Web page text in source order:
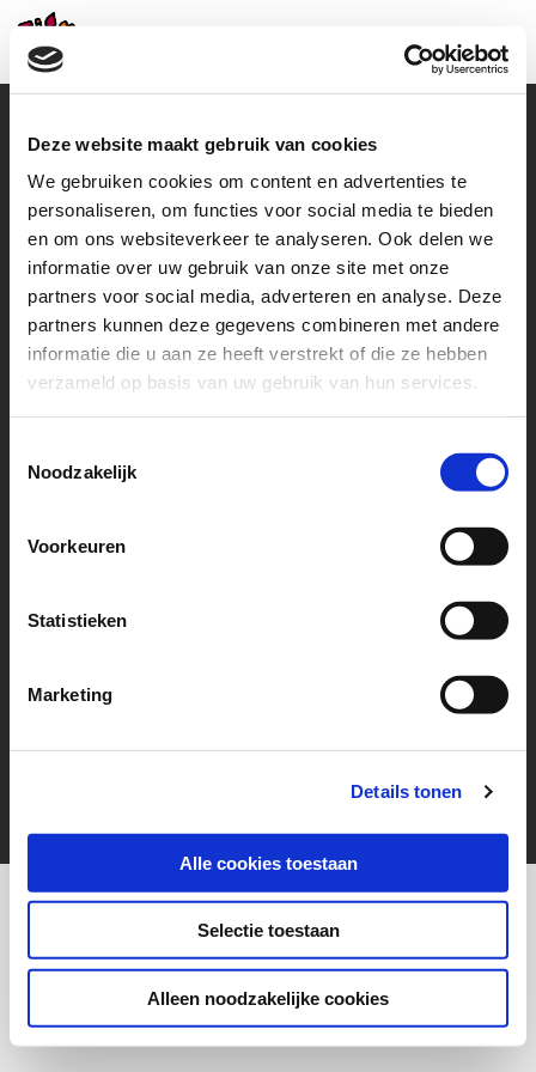
Deze website maakt gebruik van cookies
We gebruiken cookies om content en advertenties te
personaliseren, om functies voor social media te bieden
en om ons websiteverkeer te analyseren. Ook delen we
informatie over uw gebruik van onze site met onze
partners voor social media, adverteren en analyse. Deze
partners kunnen deze gegevens combineren met andere
informatie die u aan ze heeft verstrekt of die ze hebben
verzameld op basis van uw gebruik van hun services.
Noodzakelijk
Voorkeuren
Statistieken
Marketing
Details tonen
Alle cookies toestaan
Selectie toestaan
Alleen noodzakelijke cookies
Contact
+31 (0)38 460 46 48
howto@helpachild.org
Facebook
LinkedIn
Go to
Contact us